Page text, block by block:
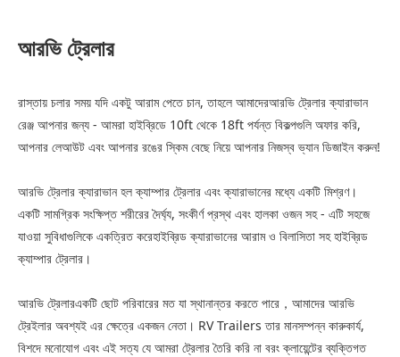
আরভি ট্রেলার
রাস্তায় চলার সময় যদি একটু আরাম পেতে চান, তাহলে আমাদেরআরভি ট্রেলার ক্যারাভান
রেঞ্জ আপনার জন্য - আমরা হাইব্রিডে 10ft থেকে 18ft পর্যন্ত বিকল্পগুলি অফার করি,
আপনার লেআউট এবং আপনার রঙের স্কিম বেছে নিয়ে আপনার নিজস্ব ভ্যান ডিজাইন করুন!
আরভি ট্রেলার ক্যারাভান হল ক্যাম্পার ট্রেলার এবং ক্যারাভানের মধ্যে একটি মিশ্রণ।
একটি সামগ্রিক সংক্ষিপ্ত শরীরের দৈর্ঘ্য, সংকীর্ণ প্রস্থ এবং হালকা ওজন সহ - এটি সহজে
যাওয়া সুবিধাগুলিকে একত্রিত করেহাইব্রিড ক্যারাভানের আরাম ও বিলাসিতা সহ হাইব্রিড
ক্যাম্পার ট্রেলার।
আরভি ট্রেলারএকটি ছোট পরিবারের মত যা স্থানান্তর করতে পারে ， আমাদের আরভি
ট্রেইলার অবশ্যই এর ক্ষেত্রে একজন নেতা। RV Trailers তার মানসম্পন্ন কারুকার্য,
বিশদে মনোযোগ এবং এই সত্য যে আমরা ট্রেলার তৈরি করি না বরং ক্লায়েন্টের ব্যক্তিগত